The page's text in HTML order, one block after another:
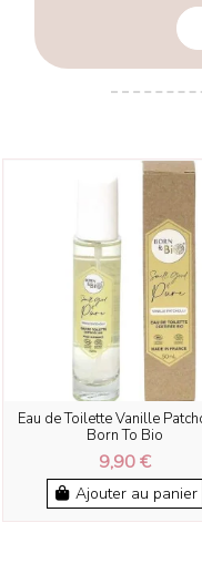
Eau de Toilette Vanille
Born To Bio
9,90 €
Ajouter au panier